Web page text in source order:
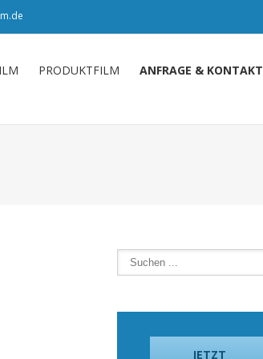
PRODUKTFILM ANFRAGE & KONTAKT
JETZT